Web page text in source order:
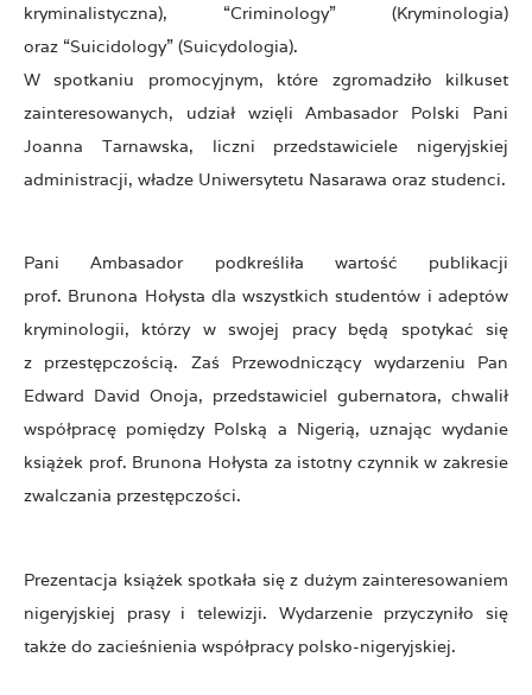
kryminalistyczna), “Criminology” (Kryminologia)
oraz “Suicidology” (Suicydologia).
W spotkaniu promocyjnym, które zgromadziło kilkuset
zainteresowanych, udział wzięli Ambasador Polski Pani
Joanna Tarnawska, liczni przedstawiciele nigeryjskiej
administracji, władze Uniwersytetu Nasarawa oraz studenci.
Pani Ambasador podkreśliła wartość publikacji
prof. Brunona Hołysta dla wszystkich studentów i adeptów
kryminologii, którzy w swojej pracy będą spotykać się
z przestępczością. Zaś Przewodniczący wydarzeniu Pan
Edward David Onoja, przedstawiciel gubernatora, chwalił
współpracę pomiędzy Polską a Nigerią, uznając wydanie
książek prof. Brunona Hołysta za istotny czynnik w zakresie
zwalczania przestępczości.
Prezentacja książek spotkała się z dużym zainteresowaniem
nigeryjskiej prasy i telewizji. Wydarzenie przyczyniło się
także do zacieśnienia współpracy polsko-nigeryjskiej.